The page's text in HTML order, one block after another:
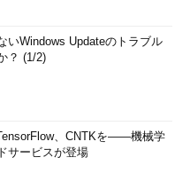
ビットまたは168ビ
呼ばれるものもあ
ルゴリズムの候補
は、別のコラム
補決定」を参考し
アルゴリズム。鍵
いWindows Updateのトラブル
？ (1/2)
、CNTKを――機械学
サービスが登場